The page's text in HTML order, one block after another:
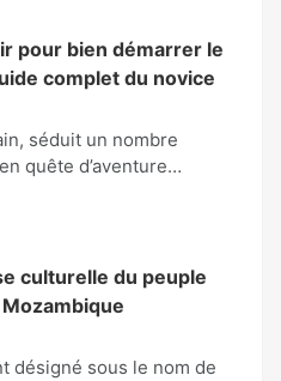
pour bien démarrer le
complet du novice
séduit un nombre
quête d’aventure…
culturelle du peuple
désigné sous le nom de